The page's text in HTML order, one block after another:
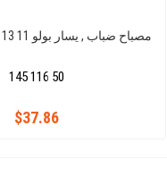
مصباح ضباب , يسار بولو 11 13 ( ضباب الصباح )
145 116 50
$37.86